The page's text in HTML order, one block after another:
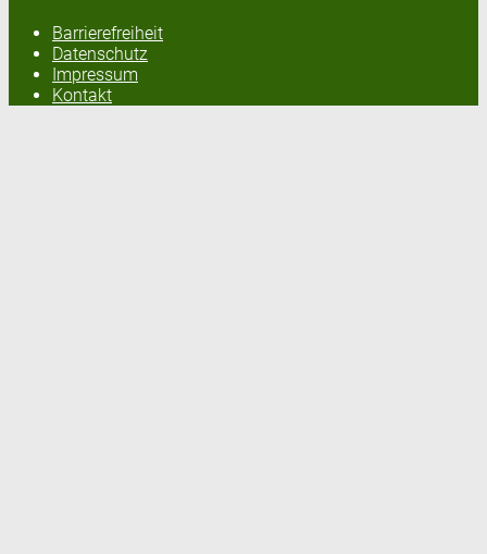
Barrierefreiheit
Datenschutz
Impressum
Kontakt